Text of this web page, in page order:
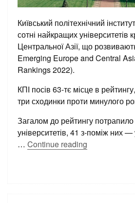
Київський політехнічний
сотні найкращих університетів
Центральної Азії, що
Emerging Europe and Central
Rankings 2022).
КПІ посів 63-тє місце в
три сходинки проти минулого
Загалом до рейтингу
університетів, 41 з-поміж них —
… Continue reading